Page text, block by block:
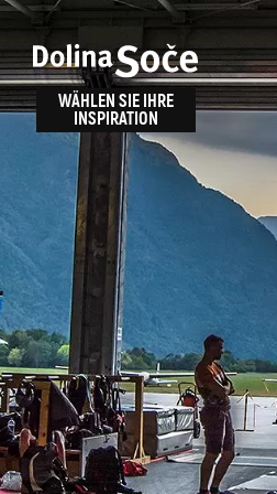
WÄHLEN SIE IHRE
INSPIRATION
Finden Sie
oder wählen Sie aus
Suche...
Wählen
TOLMINER KLAMMEN
RIVER PASS
ALPE ADRIA